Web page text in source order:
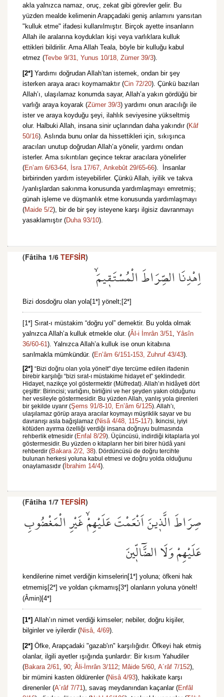
akla yalnızca namaz, oruç, zekat gibi görevler gelir. Bu
yüzden mealde kelimenin Arapçadaki geniş anlamını yansıtan
"kulluk etme" ifadesi kullanılmıştır. Birçok ayette insanların
Allah ile aralarına koydukları kişi veya varlıklara kulluk
ettikleri bildirilir. Ama Allah Teala, böyle bir kulluğu kabul
etmez (Tevbe 9/31, Yunus 10/18, Zümer 39/3).
[2*] Yardımı doğrudan Allah’tan istemek, ondan bir şey
isterken araya aracı koymamaktır (Cin 72/20). Çünkü bazıları
Allah’ı, ulaşılamaz konumda sayar, Allah’a yakın gördüğü bir
varlığı araya koyarak (Zümer 39/3) yardımı onun aracılığı ile
ister ve araya koyduğu şeyi, ilahlık seviyesine yükseltmiş
olur. Halbuki Allah, insana sinir uçlarından daha yakındır (Kâf
50/16). Aslında bunu onlar da hissettikleri için, sıkışınca
aracıları unutup doğrudan Allah’a yönelir, yardımı ondan
isterler. Ama sıkıntıları geçince tekrar aracılara yönelirler
(En’am 6/63-64, İsra 17/67, Ankebût 29/65-66). İnsanlar
birbirinden yardım isteyebilirler. Çünkü Allah, iyilik ve takva
/yanlışlardan sakınma konusunda yardımlaşmayı emretmiş;
günah işleme ve düşmanlık etme konusunda yardımlaşmayı
(Maide 5/2), bir de bir şey isteyene karşı ilgisiz davranmayı
yasaklamıştır (Duha 93/10).
(Fâtiha 1/6 TEFSİR)
اِهْدِنَا الصِّرَاطَ الْمُسْتَق۪يمَۙ
Bizi dosdoğru olan yola[1*] yönelt;[2*]
[1*] Sırat-ı müstakim “doğru yol” demektir. Bu yolda olmak
yalnızca Allah’a kulluk etmekle olur. (Âl-i İmrân 3/51, Yâsîn
36/60-61). Yalnızca Allah’a kulluk ise onun kitabına
sarılmakla mümkündür. (En’âm 6/151-153, Zuhruf 43/43).
[2*] “Bizi doğru olan yola yönelt" diye tercüme edilen ifadenin
birebir karşılığı “bizi sırat-ı müstakime hidayet et” şeklindedir.
Hidayet, nazikçe yol göstermektir (Müfredat). Allah’ın hidâyeti dört
çeşittir: Birincisi; varlığını, birliğini ve her şeyden yakın olduğunu
her vesileyle göstermesidir. Bu yüzden Allah, yanlış yola girenleri
bir şekilde uyarır (Şems 91/8-10, En’âm 6/125). Allah’ı,
ulaşılamaz görüp araya aracılar koymayı müşriklik sayar ve bu
davranışı asla bağışlamaz (Nisâ 4/48, 115-117). İkincisi, iyiyi
kötüden ayırma özelliği verdiği insana doğruyu bulmasında
rehberlik etmesidir (Enfal 8/29). Üçüncüsü, indirdiği kitaplarla yol
göstermesidir. Bu yüzden o kitapların her biri birer hüdâ yani
rehberdir (Bakara 2/2, 38). Dördüncüsü de doğru tercihte
bulunan herkesi yoluna kabul etmesi ve doğru yolda olduğunu
onaylamasıdır ( İbrahim 14/4).
(Fâtiha 1/7 TEFSİR)
صِرَاطَ الَّذ۪ينَ اَنْعَمْتَ عَلَيْهِمْۙ غَيْرِ الْمَغْضُوبِ
عَلَيْهِمْ وَلَا الضَّٓالّ۪ينَ
kendilerine nimet verdiğin kimselerin[1*] yoluna; öfkeni hak
etmemiş[2*] ve yoldan çıkmamış[3*] olanların yoluna yönelt!
(Âmin)[4*]
[1*] Allah’ın nimet verdiği kimseler; nebiler, doğru kişiler,
bilginler ve iyilerdir (Nisâ, 4/69).
[2*] Öfke, Arapçadaki "gazab'ın" karşılığıdır. Öfkeyi hak etmiş
olanlar, ilgili ayetler ışığında şunlardır: Bir kısım Yahudiler
(Bakara 2/61, 90; Âli-İmrân 3/112; Mâide 5/60, A´râf 7/152),
bir mümini kasten öldürenler (Nisâ 4/93), hakikate karşı
direnenler (A´râf 7/71), savaş meydanından kaçanlar (Enfâl